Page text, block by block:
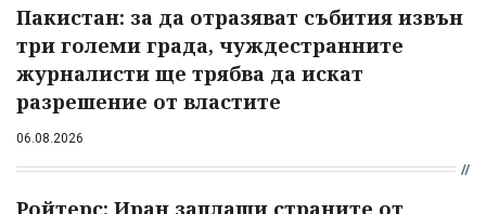
Пакистан: за да отразяват събития извън
три големи града, чуждестранните
журналисти ще трябва да искат
разрешение от властите
06.08.2026
Ройтерс: Иран заплаши страните от